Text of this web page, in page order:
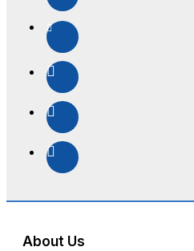
About Us